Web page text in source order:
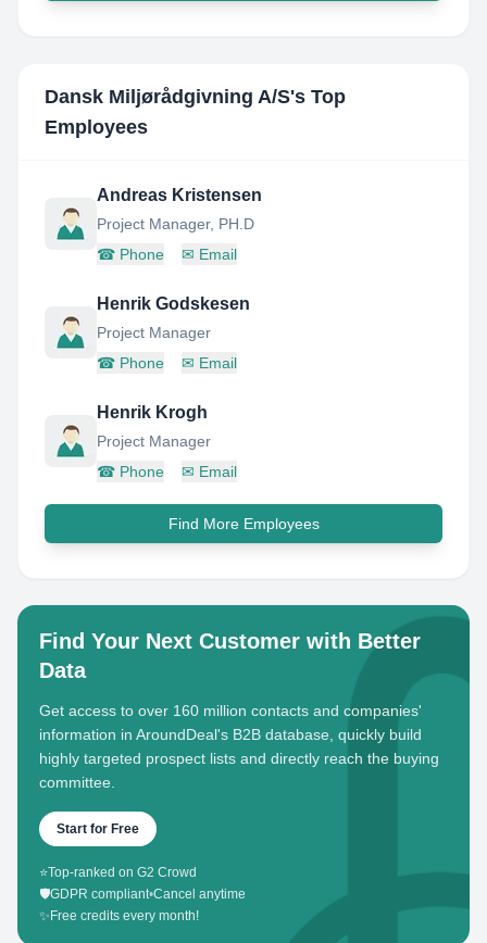
Dansk Miljørådgivning A/S's Top
Employees
Andreas Kristensen
Project Manager, PH.D
☎ Phone ✉ Email
Henrik Godskesen
Project Manager
☎ Phone ✉ Email
Henrik Krogh
Project Manager
☎ Phone ✉ Email
Find More Employees
Find Your Next Customer with Better
Data
Get access to over 160 million contacts and companies'
information in AroundDeal's B2B database, quickly build
highly targeted prospect lists and directly reach the buying
committee.
Start for Free
⭐Top-ranked on G2 Crowd
🛡️GDPR compliant•Cancel anytime
✨ Free credits every month!